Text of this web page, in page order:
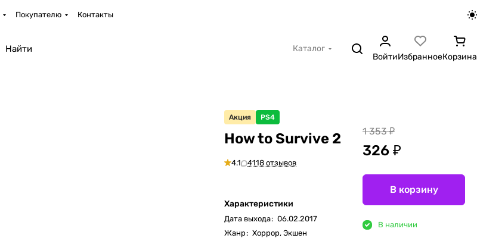
Покупателю Контакты
Каталог
ВойтиИзбранноеКорзина
Акция PS4
How to Survive 2
4.1 4118 отзывов
Характеристики
Дата выхода: 06.02.2017
Жанр: Хоррор, Экшен
1 353 ₽
326 ₽
В корзину
В наличии